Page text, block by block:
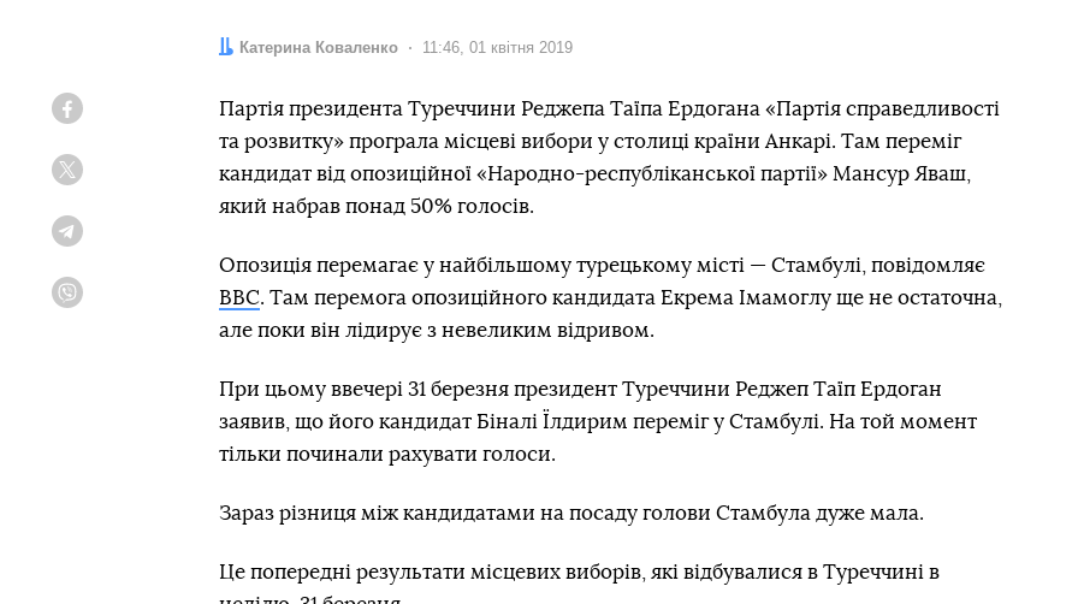
Автор:
Катерина Коваленко Дата:
11:46, 01 квітня 2019
Партія президента Туреччини Реджепа Таїпа Ердогана «Партія справедливості
та розвитку» програла місцеві вибори у столиці країни Анкарі. Там переміг
кандидат від опозиційної «Народно-республіканської партії» Мансур Яваш,
який набрав понад 50% голосів.
Опозиція перемагає у найбільшому турецькому місті — Стамбулі, повідомляє
BBC. Там перемога опозиційного кандидата Екрема Імамоглу ще не остаточна,
але поки він лідирує з невеликим відривом.
При цьому ввечері 31 березня президент Туреччини Реджеп Таїп Ердоган
заявив, що його кандидат Біналі Їлдирим переміг у Стамбулі. На той момент
тільки починали рахувати голоси.
Зараз різниця між кандидатами на посаду голови Стамбула дуже мала.
Це попередні результати місцевих виборів, які відбувалися в Туреччині в